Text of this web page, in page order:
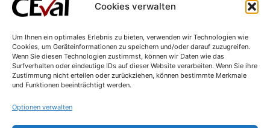
Cookies verwalten
Um Ihnen ein optimales Erlebnis zu bieten, verwenden wir Technologien wie
Cookies, um Geräteinformationen zu speichern und/oder darauf zuzugreifen.
Wenn Sie diesen Technologien zustimmst, können wir Daten wie das
Surfverhalten oder eindeutige IDs auf dieser Website verarbeiten. Wenn Sie ihre
Zustimmung nicht erteilen oder zurückziehen, können bestimmte Merkmale
und Funktionen beeinträchtigt werden.
Optionen verwalten
© All rights reserved - CEval GmbH 2026 | webdesign byleicht.digital